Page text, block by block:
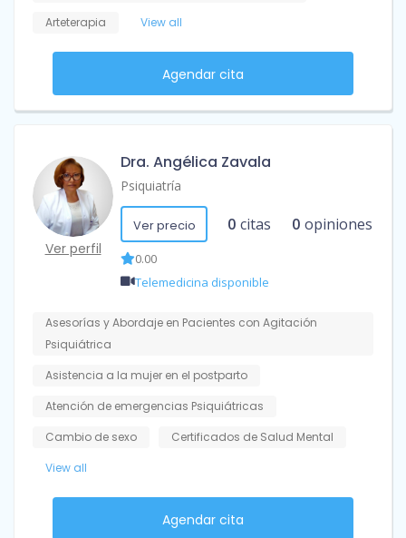
Arteterapia
View all
Agendar cita
Ver perfil
Dra. Angélica Zavala
Psiquiatría
Ver precio 0 citas 0 opiniones
0.00
Telemedicina disponible
Asesorías y Abordaje en Pacientes con Agitación
Psiquiátrica
Asistencia a la mujer en el postparto
Atención de emergencias Psiquiátricas
Cambio de sexo
Certificados de Salud Mental
View all
Agendar cita